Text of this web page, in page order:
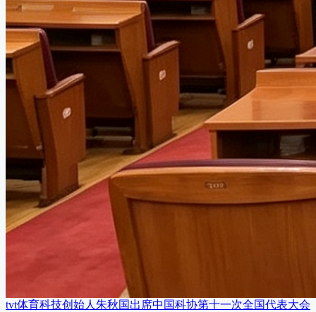
tvt体育科技创始人朱秋国出席中国科协第十一次全国代表大会